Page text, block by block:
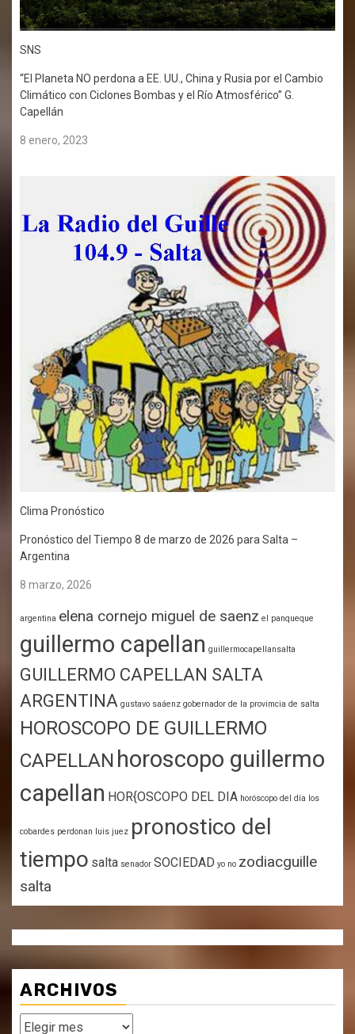
SNS
“El Planeta NO perdona a EE. UU., China y Rusia por el Cambio
Climático con Ciclones Bombas y el Río Atmosférico” G.
Capellán
8 enero, 2023
Clima Pronóstico
Pronóstico del Tiempo 8 de marzo de 2026 para Salta –
Argentina
8 marzo, 2026
argentina elena cornejo miguel de saenz el panqueque
guillermo capellan guillermocapellansalta
GUILLERMO CAPELLAN SALTA
ARGENTINA gustavo saáenz gobernador de la provimcia de salta
HOROSCOPO DE GUILLERMO
CAPELLAN horoscopo guillermo
capellan HOR{OSCOPO DEL DIA horóscopo del día los
cobardes perdonan luis juez pronostico del
tiempo salta senador SOCIEDAD yo no zodiacguille
salta
ARCHIVOS
Archivos